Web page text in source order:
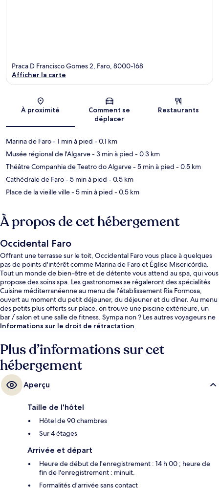
Carte
Praca D Francisco Gomes 2, Faro, 8000-168
Afficher la carte
À proximité
Comment se
déplacer
Restaurants
Marina de Faro- 1 min à pied - 0.1 km
Musée régional de l'Algarve- 3 min à pied - 0.3 km
Théâtre Companhia de Teatro do Algarve- 5 min à pied - 0.5 km
Cathédrale de Faro- 5 min à pied - 0.5 km
Place de la vieille ville- 5 min à pied - 0.5 km
À propos de cet hébergement
Occidental Faro
Offrant une terrasse sur le toit, Occidental Faro vous place à quelques
pas de points d'intérêt comme Marina de Faro et Église Misericórdia.
Tout un monde de bien-être et de détente vous attend au spa, qui vous
propose des soins spa. Les gastronomes se régaleront des spécialités
Cuisine méditerranéenne au menu de l'établissement Ria Formosa,
ouvert au moment du petit déjeuner, du déjeuner et du dîner. Au menu
des petits plus offerts sur place, on trouve une piscine extérieure, un
bar / salon et une salle de fitness. Sympa non ? Les autres voyageurs ne
tarissent pas d'éloges en ce qui concerne le personnel attentionné et le
Informations sur le droit de rétractation
Plus d’informations sur cet
hébergement
Aperçu
Taille de l'hôtel
Hôtel de 90 chambres
Sur 4 étages
Arrivée et départ
Heure de début de l'enregistrement : 14 h 00 ; heure de
fin de l'enregistrement : minuit.
Formalités d'arrivée sans contact